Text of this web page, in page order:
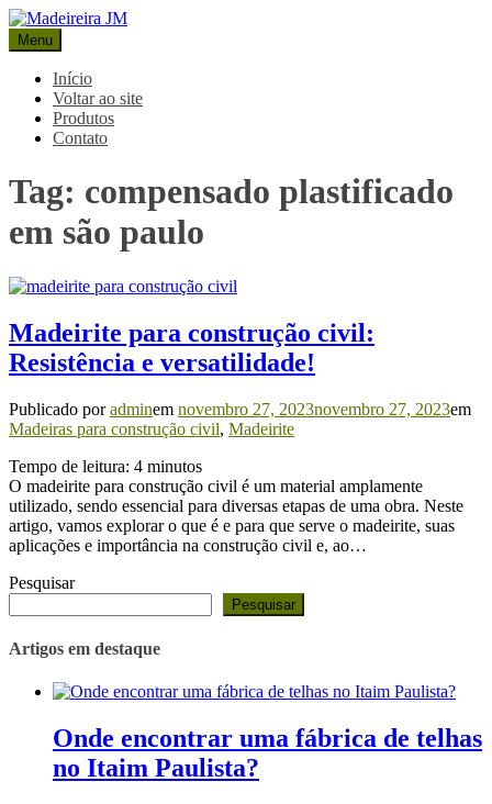
Pular
para
o
conteúdo
Madeireira JM
Blog Madeireira JM
Menu
Início
Voltar ao site
Produtos
Contato
Tag: compensado plastificado
em são paulo
Madeirite para construção civil:
Resistência e versatilidade!
Publicado poradminem novembro 27, 2023novembro 27, 2023em
Madeiras para construção civil, Madeirite
Tempo de leitura: 4 minutos
O madeirite para construção civil é um material amplamente
utilizado, sendo essencial para diversas etapas de uma obra. Neste
artigo, vamos explorar o que é e para que serve o madeirite, suas
aplicações e importância na construção civil e, ao…
Pesquisar
Pesquisar
Artigos em destaque
Onde encontrar uma fábrica de telhas
no Itaim Paulista?